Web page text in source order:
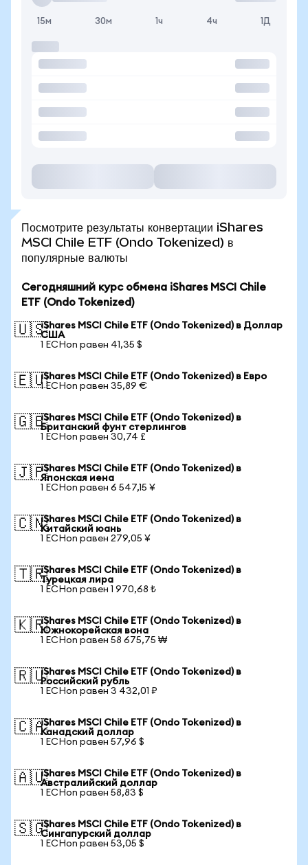
15м 30м 1ч 4ч 1Д
Посмотрите результаты конвертации iShares
MSCI Chile ETF (Ondo Tokenized) в
популярные валюты
Сегодняшний курс обмена iShares MSCI Chile
ETF (Ondo Tokenized)
🇺🇸iShares MSCI Chile ETF (Ondo Tokenized) в Доллар
США
1 ECHon равен 41,35 $
🇪🇺iShares MSCI Chile ETF (Ondo Tokenized) в Евро
1 ECHon равен 35,89 €
🇬🇧iShares MSCI Chile ETF (Ondo Tokenized) в
Британский фунт стерлингов
1 ECHon равен 30,74 £
🇯🇵iShares MSCI Chile ETF (Ondo Tokenized) в
Японская иена
1 ECHon равен 6 547,15 ¥
🇨🇳iShares MSCI Chile ETF (Ondo Tokenized) в
Китайский юань
1 ECHon равен 279,05 ¥
🇹🇷iShares MSCI Chile ETF (Ondo Tokenized) в
Турецкая лира
1 ECHon равен 1 970,68 ₺
🇰🇷iShares MSCI Chile ETF (Ondo Tokenized) в
Южнокорейская вона
1 ECHon равен 58 675,75 ₩
🇷🇺iShares MSCI Chile ETF (Ondo Tokenized) в
Российский рубль
1 ECHon равен 3 432,01 ₽
🇨🇦iShares MSCI Chile ETF (Ondo Tokenized) в
Канадский доллар
1 ECHon равен 57,96 $
🇦🇺iShares MSCI Chile ETF (Ondo Tokenized) в
Австралийский доллар
1 ECHon равен 58,83 $
🇸🇬iShares MSCI Chile ETF (Ondo Tokenized) в
Сингапурский доллар
1 ECHon равен 53,05 $